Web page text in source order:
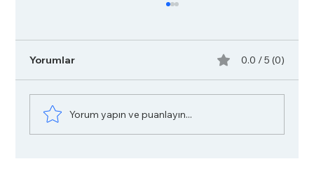
Yorumlar 0.0 / 5 (0)
Yorum yapın ve puanlayın...